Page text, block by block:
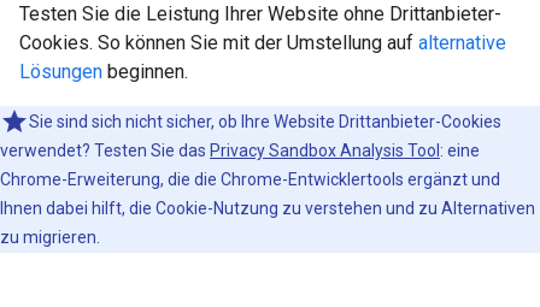
Testen Sie die Leistung Ihrer Website ohne Drittanbieter-
Cookies. So können Sie mit der Umstellung auf alternative
Lösungen beginnen.
Sie sind sich nicht sicher, ob Ihre Website Drittanbieter-Cookies
verwendet? Testen Sie das Privacy Sandbox Analysis Tool: eine
Chrome-Erweiterung, die die Chrome-Entwicklertools ergänzt und
Ihnen dabei hilft, die Cookie-Nutzung zu verstehen und zu Alternativen
zu migrieren.